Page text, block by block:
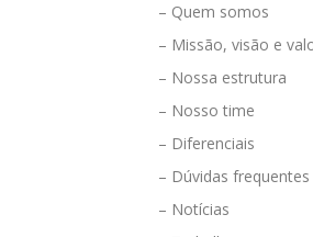
– Quem somos
– Missão, visão e
– Nossa estrutura
– Nosso time
– Diferenciais
– Dúvidas frequentes
– Notícias